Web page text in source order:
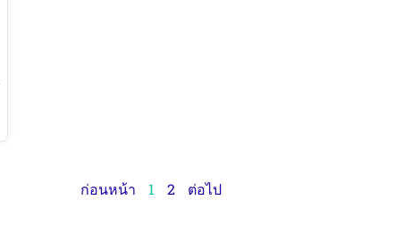
ก่อนหน้า 1 2 ต่อไป